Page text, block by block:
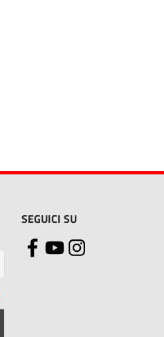
SEGUICI SU